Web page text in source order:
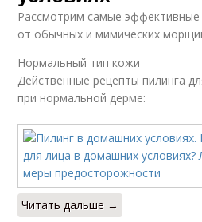
Рассмотрим самые эффективные
от обычных и мимических
Нормальный тип кожи
Действенные рецепты пилинга
при нормальной дерме:
Читать дальше →